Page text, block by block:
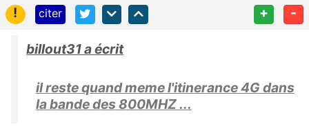
!
citer + -
billout31 a écrit
il reste quand meme l'itinerance 4G dans
la bande des 800MHZ ...